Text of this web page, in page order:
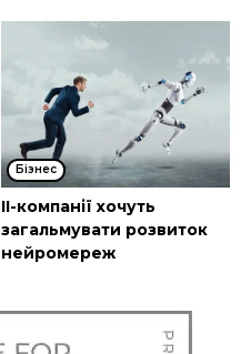
Бізнес
ІІ-компанії хочуть
загальмувати розвиток
нейромереж